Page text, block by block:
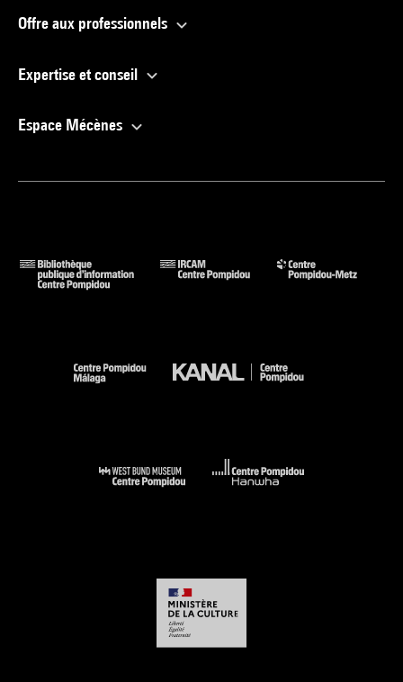
Offre aux professionnels
Expertise et conseil
Espace Mécènes